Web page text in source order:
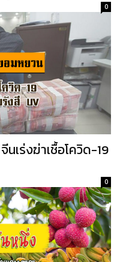
0
เร่งฆ่าเชื้อโควิด-19
0